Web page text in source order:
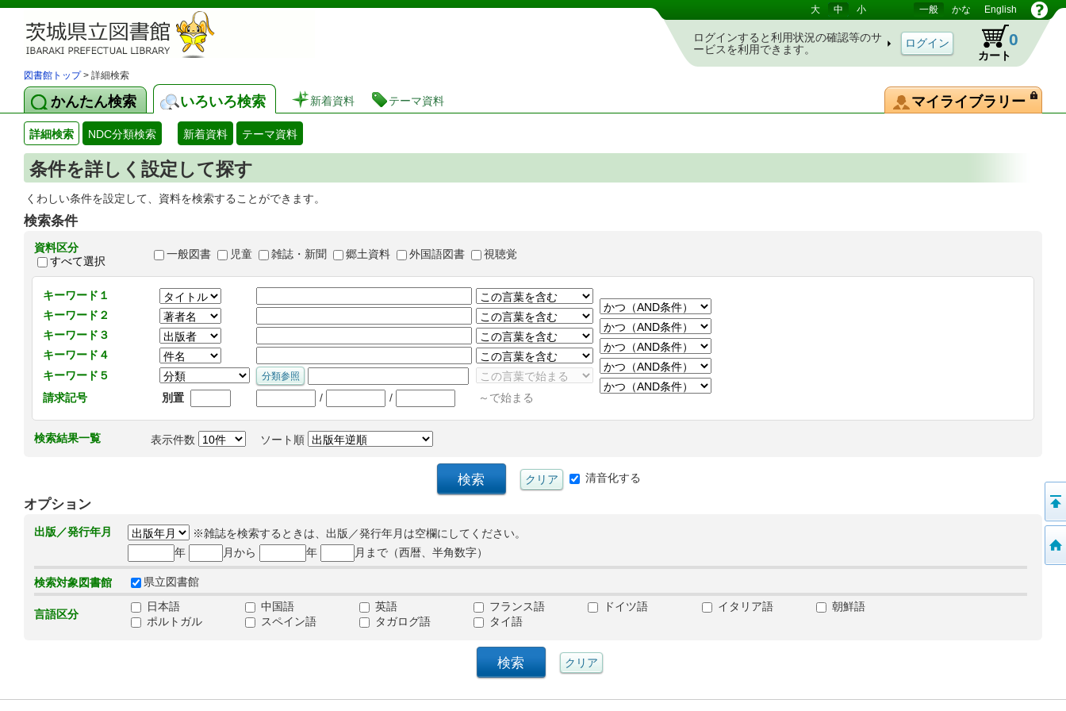
茨城県立図書館 蔵書検索・予約システム 大 中 小 一般 かな English
ログインすると利用状況の確認等のサ
ービスを利用できます。
カート
0
図書館トップ> 詳細検索
かんたん検索 いろいろ検索 新着資料 テーマ資料 マイライブラリー
詳細検索 NDC分類検索 新着資料 テーマ資料
条件を詳しく設定して探す
くわしい条件を設定して、資料を検索することができます。
検索条件
資料区分
すべて選択
一般図書 児童 雑誌・新聞 郷土資料 外国語図書 視聴覚
キーワード１
キーワード２
キーワード３
キーワード４
キーワード５
請求記号
別置 / / ～で始まる
検索結果一覧 表示件数 ソート順
清音化する
オプション
出版／発行年月
※雑誌を検索するときは、出版／発行年月は空欄にしてください。
年
月から 年 月まで（西暦、半角数字）
検索対象図書館 県立図書館
言語区分
日本語 中国語 英語 フランス語 ドイツ語 イタリア語
朝鮮語
ポルトガル
スペイン語 タガログ語 タイ語